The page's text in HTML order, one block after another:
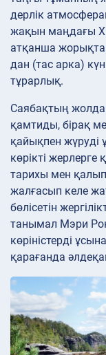
дерлік
жақын маңдағы
атқанша
дан (тас арка)
тұрарлық.
Саябақтың
қамтиды, бірақ
қайықпен жүруді
көрікті
тарихы мен
жалғасып келе
бөлісетін
танымал Мэри
көріністерді
қарағанда